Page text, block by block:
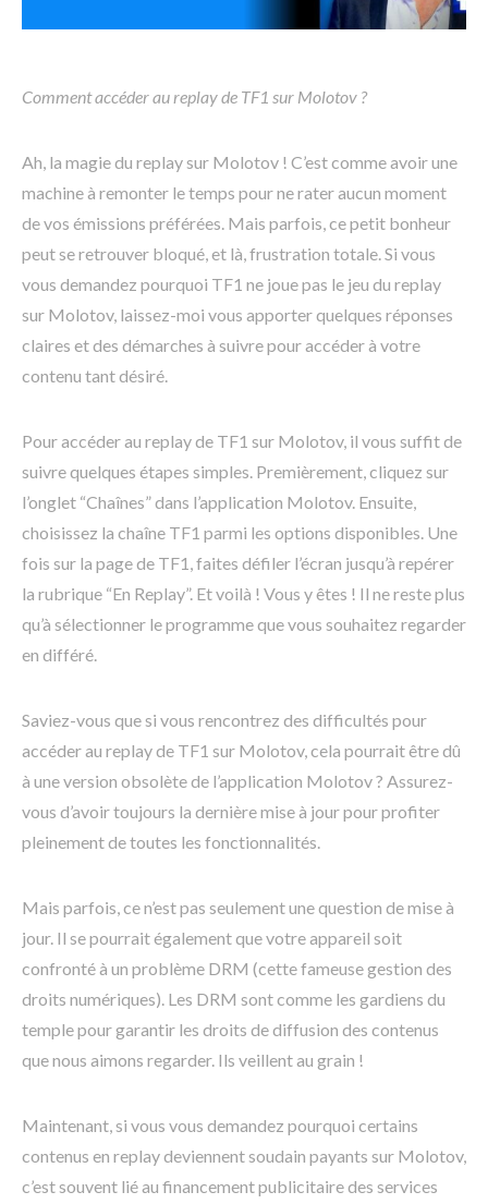
Comment accéder au replay de TF1 sur Molotov ?
Ah, la magie du replay sur Molotov ! C’est comme avoir une
machine à remonter le temps pour ne rater aucun moment
de vos émissions préférées. Mais parfois, ce petit bonheur
peut se retrouver bloqué, et là, frustration totale. Si vous
vous demandez pourquoi TF1 ne joue pas le jeu du replay
sur Molotov, laissez-moi vous apporter quelques réponses
claires et des démarches à suivre pour accéder à votre
contenu tant désiré.
Pour accéder au replay de TF1 sur Molotov, il vous suffit de
suivre quelques étapes simples. Premièrement, cliquez sur
l’onglet “Chaînes” dans l’application Molotov. Ensuite,
choisissez la chaîne TF1 parmi les options disponibles. Une
fois sur la page de TF1, faites défiler l’écran jusqu’à repérer
la rubrique “En Replay”. Et voilà ! Vous y êtes ! Il ne reste plus
qu’à sélectionner le programme que vous souhaitez regarder
en différé.
Saviez-vous que si vous rencontrez des difficultés pour
accéder au replay de TF1 sur Molotov, cela pourrait être dû
à une version obsolète de l’application Molotov ? Assurez-
vous d’avoir toujours la dernière mise à jour pour profiter
pleinement de toutes les fonctionnalités.
Mais parfois, ce n’est pas seulement une question de mise à
jour. Il se pourrait également que votre appareil soit
confronté à un problème DRM (cette fameuse gestion des
droits numériques). Les DRM sont comme les gardiens du
temple pour garantir les droits de diffusion des contenus
que nous aimons regarder. Ils veillent au grain !
Maintenant, si vous vous demandez pourquoi certains
contenus en replay deviennent soudain payants sur Molotov,
c’est souvent lié au financement publicitaire des services